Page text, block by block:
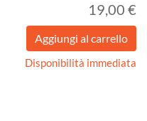
19,00 €
Disponibilità immediata